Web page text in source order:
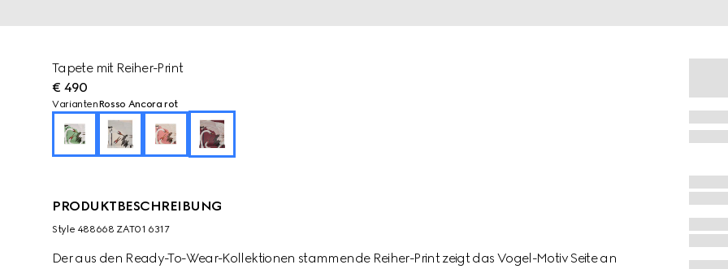
Tapete mit Reiher-Print
€ 490
VariantenRosso Ancora rot
PRODUKTBESCHREIBUNG
Style ‎488668 ZAT01 6317
Der aus den Ready-To-Wear-Kollektionen stammende Reiher-Print zeigt das Vogel-Motiv Seite an